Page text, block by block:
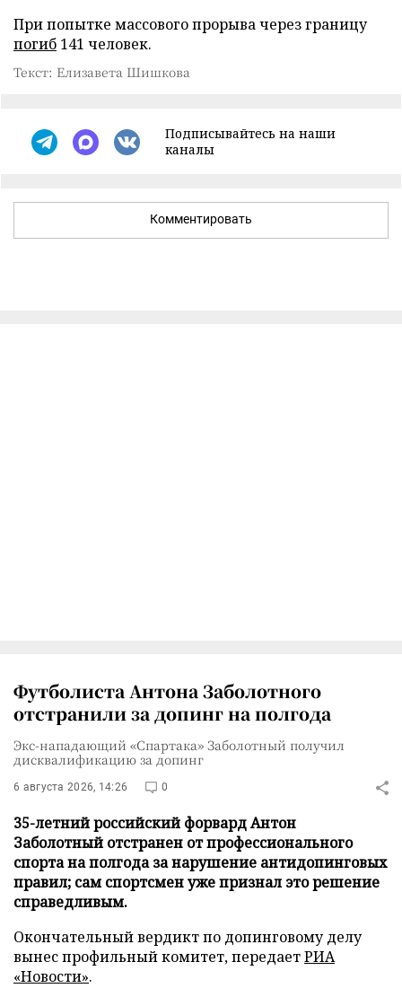
При попытке массового прорыва через границу
погиб 141 человек.
Текст: Елизавета Шишкова
Подписывайтесь на наши
каналы
Комментировать
Футболиста Антона Заболотного
отстранили за допинг на полгода
Экс-нападающий «Спартака» Заболотный получил
дисквалификацию за допинг
6 августа 2026, 14:26 0
35-летний российский форвард Антон
Заболотный отстранен от профессионального
спорта на полгода за нарушение антидопинговых
правил; сам спортсмен уже признал это решение
справедливым.
Окончательный вердикт по допинговому делу
вынес профильный комитет, передаетРИА
«Новости».